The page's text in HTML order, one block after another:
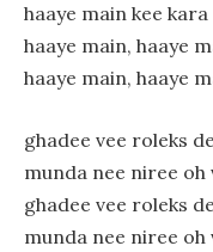
haaye main kee kara
haaye main, haaye
haaye main, haaye
ghadee vee roleks
munda nee niree oh
ghadee vee roleks
munda nee niree oh